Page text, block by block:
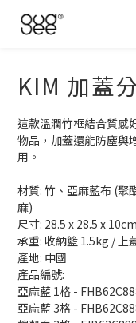
KIM 加蓋
這款溫潤竹框結合質感
物品，加蓋還能防塵與
用。
材質: 竹、亞麻藍布 (聚
麻)
尺寸: 28.5 x 28.5 x 10cm
承重: 收納籃 1.5kg / 上
產地: 中國
產品編號:
亞麻藍 1格 -
亞麻藍 3格 -